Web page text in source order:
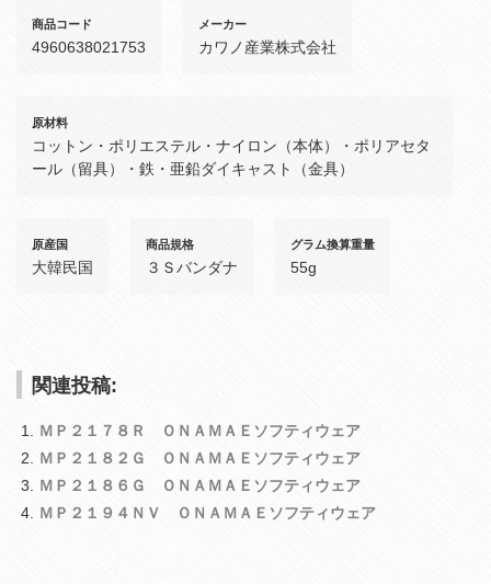
商品コード
4960638021753
メーカー
カワノ産業株式会社
原材料
コットン・ポリエステル・ナイロン（本体）・ポリアセタ
ール（留具）・鉄・亜鉛ダイキャスト（金具）
原産国
大韓民国
商品規格
３Ｓバンダナ
グラム換算重量
55g
関連投稿:
ＭＰ２１７８Ｒ ＯＮＡＭＡＥソフティウェア
ＭＰ２１８２Ｇ ＯＮＡＭＡＥソフティウェア
ＭＰ２１８６Ｇ ＯＮＡＭＡＥソフティウェア
ＭＰ２１９４ＮＶ ＯＮＡＭＡＥソフティウェア